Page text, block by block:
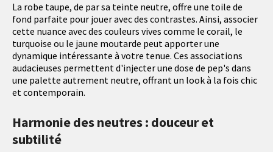
La robe taupe, de par sa teinte neutre, offre une toile de
fond parfaite pour jouer avec des contrastes. Ainsi, associer
cette nuance avec des couleurs vives comme le corail, le
turquoise ou le jaune moutarde peut apporter une
dynamique intéressante à votre tenue. Ces associations
audacieuses permettent d'injecter une dose de pep's dans
une palette autrement neutre, offrant un look à la fois chic
et contemporain.
Harmonie des neutres : douceur et
subtilité